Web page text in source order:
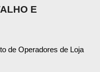
E
de Operadores de Loja